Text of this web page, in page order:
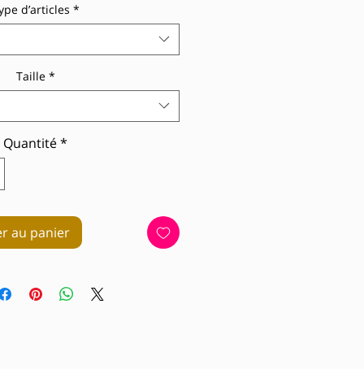
d’articles *
Taille *
Quantité*
au panier